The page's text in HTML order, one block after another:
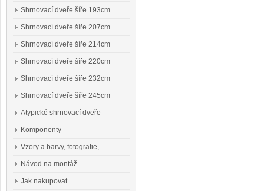
Shrnovací dveře šíře 193cm
Shrnovací dveře šíře 207cm
Shrnovací dveře šíře 214cm
Shrnovací dveře šíře 220cm
Shrnovací dveře šíře 232cm
Shrnovací dveře šíře 245cm
Atypické shrnovací dveře
Komponenty
Vzory a barvy, fotografie, ...
Návod na montáž
Jak nakupovat